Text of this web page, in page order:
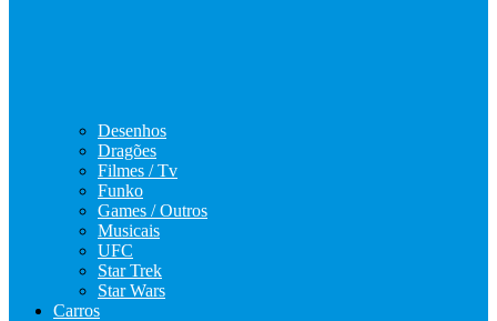
Desenhos
Dragões
Filmes / Tv
Funko
Games / Outros
Musicais
UFC
Star Trek
Star Wars
Carros